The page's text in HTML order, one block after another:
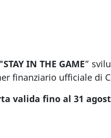
"STAY IN THE GAME”
finanziario ufficiale di
valida fino al 31